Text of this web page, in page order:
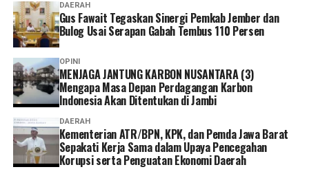
DAERAH
Gus Fawait Tegaskan Sinergi Pemkab Jember dan
Bulog Usai Serapan Gabah Tembus 110 Persen
OPINI
MENJAGA JANTUNG KARBON NUSANTARA (3)
Mengapa Masa Depan Perdagangan Karbon
Indonesia Akan Ditentukan di Jambi
DAERAH
Kementerian ATR/BPN, KPK, dan Pemda Jawa Barat
Sepakati Kerja Sama dalam Upaya Pencegahan
Korupsi serta Penguatan Ekonomi Daerah